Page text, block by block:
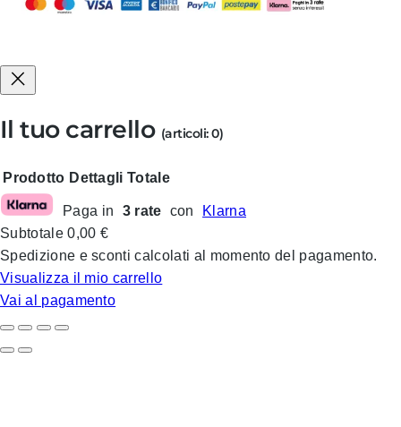
Il tuo carrello (articoli: 0)
Prodotti
nel
carrello
Prodotto Dettagli Totale
Paga in 3 rate con
Klarna
Subtotale0,00 €
Spedizione e sconti calcolati al momento del pagamento.
Visualizza il mio carrello
Vai al pagamento